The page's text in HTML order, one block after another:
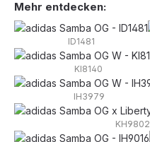
Mehr entdecken:
ID1481
KI8140
IH3979
KH9802